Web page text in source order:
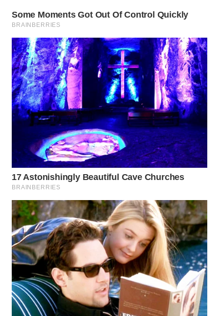
WN
WN
KUNINGAN
WN
MAJALENGKA
WN
SUBANG
WN
SUKABUMI
WN
PURWAKARTA
WN
PRIANGAN
TIMUR
WN
SEMARANG